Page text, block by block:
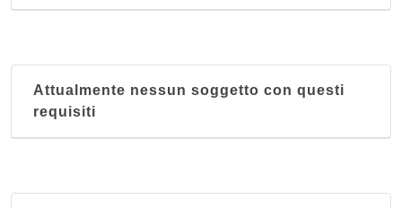
Attualmente nessun soggetto con questi
requisiti